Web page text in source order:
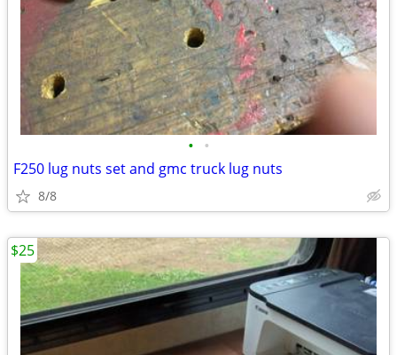
• •
F250 lug nuts set and gmc truck lug nuts
8/8
$25